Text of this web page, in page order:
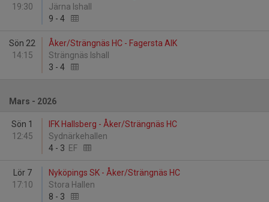
19:30
Järna Ishall
9 - 4
Sön 22
14:15
Åker/Strängnäs HC - Fagersta AIK
Strängnäs Ishall
3 - 4
Mars - 2026
Sön 1
12:45
IFK Hallsberg - Åker/Strängnäs HC
Sydnärkehallen
4 - 3 EF
Lör 7
17:10
Nyköpings SK - Åker/Strängnäs HC
Stora Hallen
8 - 3